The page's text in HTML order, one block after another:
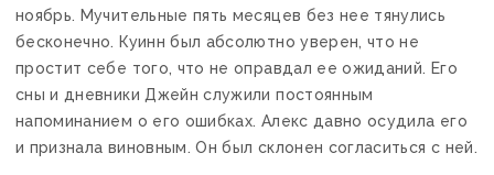
ноябрь. Мучительные пять месяцев без нее тянулись
бесконечно. Куинн был абсолютно уверен, что не
простит себе того, что не оправдал ее ожиданий. Его
сны и дневники Джейн служили постоянным
напоминанием о его ошибках. Алекс давно осудила его
и признала виновным. Он был склонен согласиться с ней.